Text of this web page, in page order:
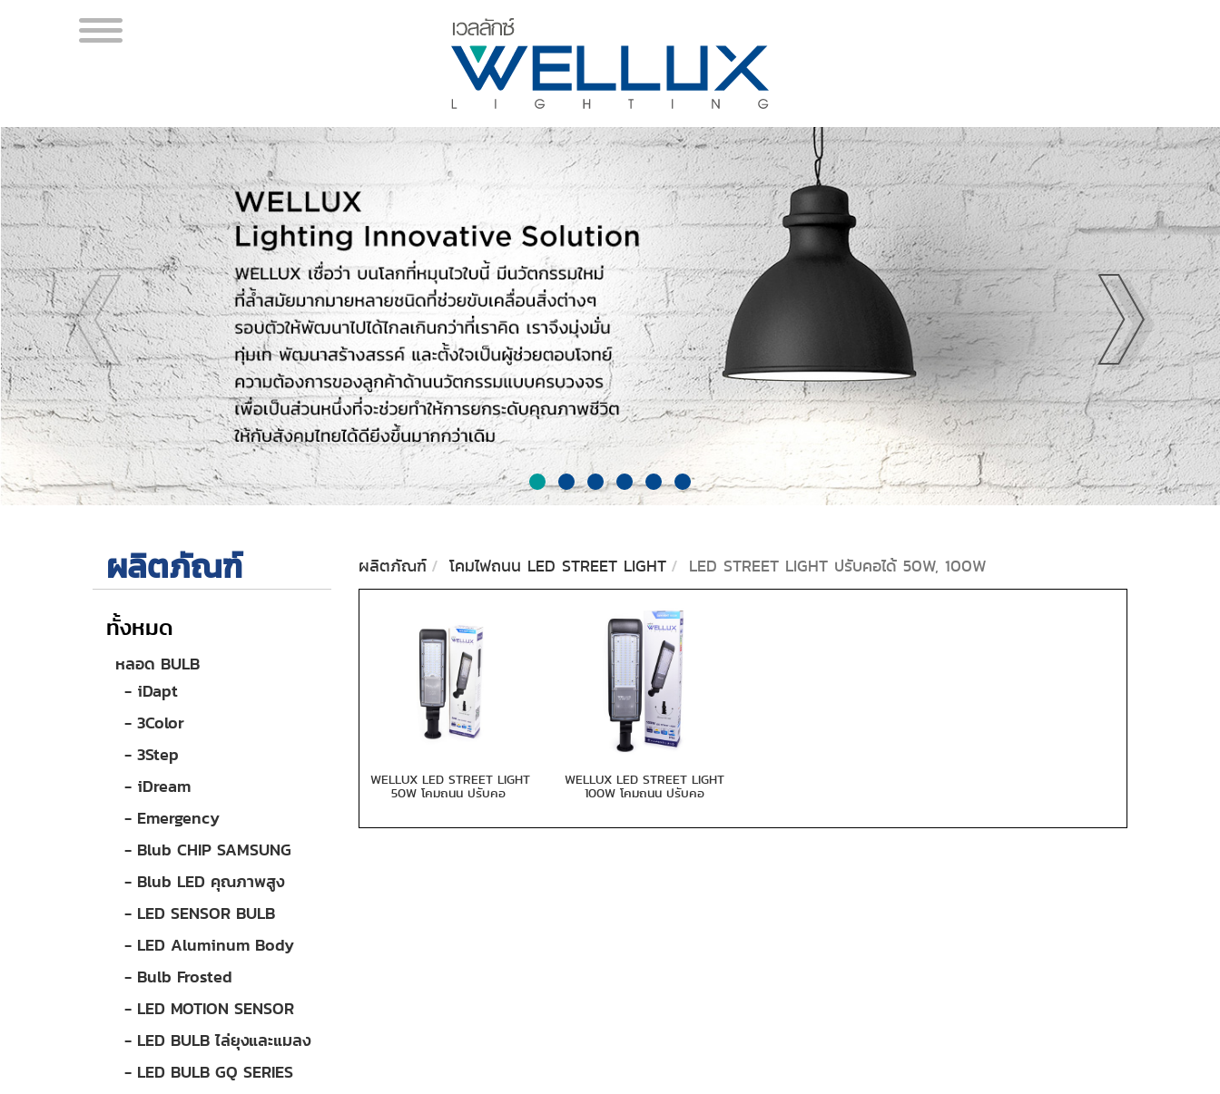
ผลิตภัณฑ์
ทั้งหมด
หลอด BULB
- iDapt
- 3Color
- 3Step
- iDream
- Emergency
- Blub CHIP SAMSUNG
- Blub LED คุณภาพสูง
- LED SENSOR BULB
- LED Aluminum Body
- Bulb Frosted
- LED MOTION SENSOR
- LED BULB ไล่ยุงและแมลง
- LED BULB GQ SERIES
ผลิตภัณฑ์ โคมไฟถนน LED STREET LIGHT LED STREET LIGHT ปรับคอได้ 50W, 100W
WELLUX LED STREET LIGHT
50W โคมถนน ปรับคอ
WELLUX LED STREET LIGHT
100W โคมถนน ปรับคอ